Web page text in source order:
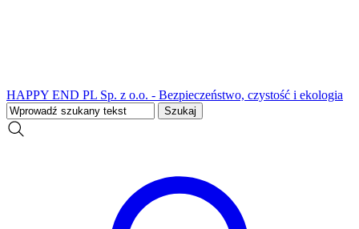
HAPPY END PL Sp. z o.o. - Bezpieczeństwo, czystość i ekologia